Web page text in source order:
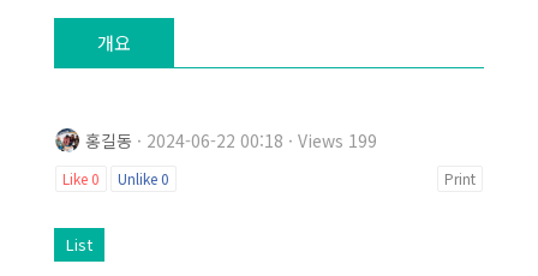
개요
홍길동 · 2024-06-22 00:18 · Views 199
Like 0 Unlike0 Print
List